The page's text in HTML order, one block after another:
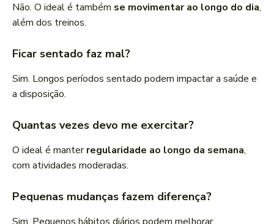
Não. O ideal é também se movimentar ao longo do dia,
além dos treinos.
Ficar sentado faz mal?
Sim. Longos períodos sentado podem impactar a saúde e
a disposição.
Quantas vezes devo me exercitar?
O ideal é manterregularidade ao longo da semana,
com atividades moderadas.
Pequenas mudanças fazem diferença?